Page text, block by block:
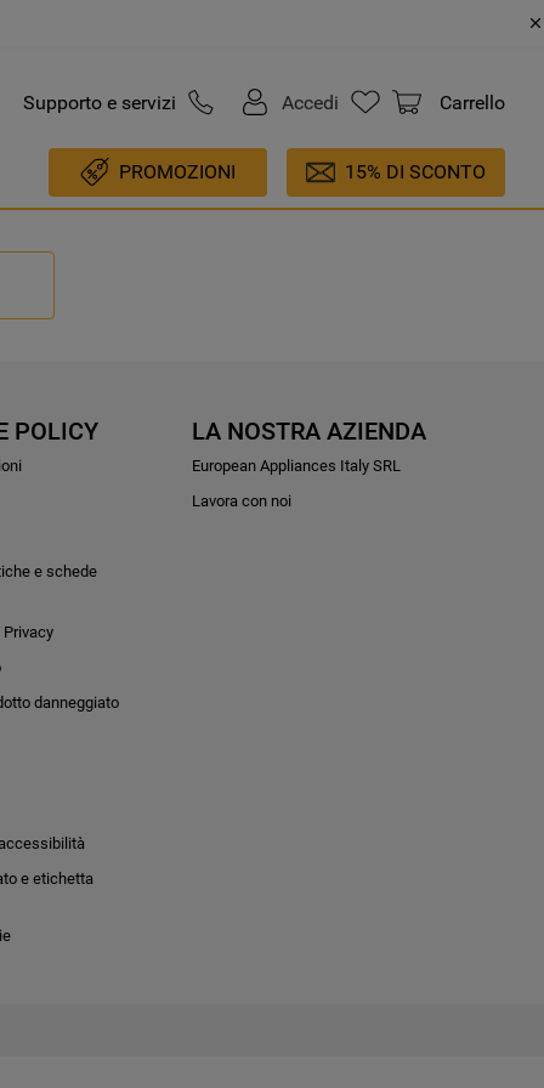
Supporto e servizi Accedi Carrello
PROMOZIONI 15% DI SCONTO
POLICY
e schede
danneggiato
e etichetta
LA NOSTRA AZIENDA
European Appliances Italy SRL
Lavora con noi